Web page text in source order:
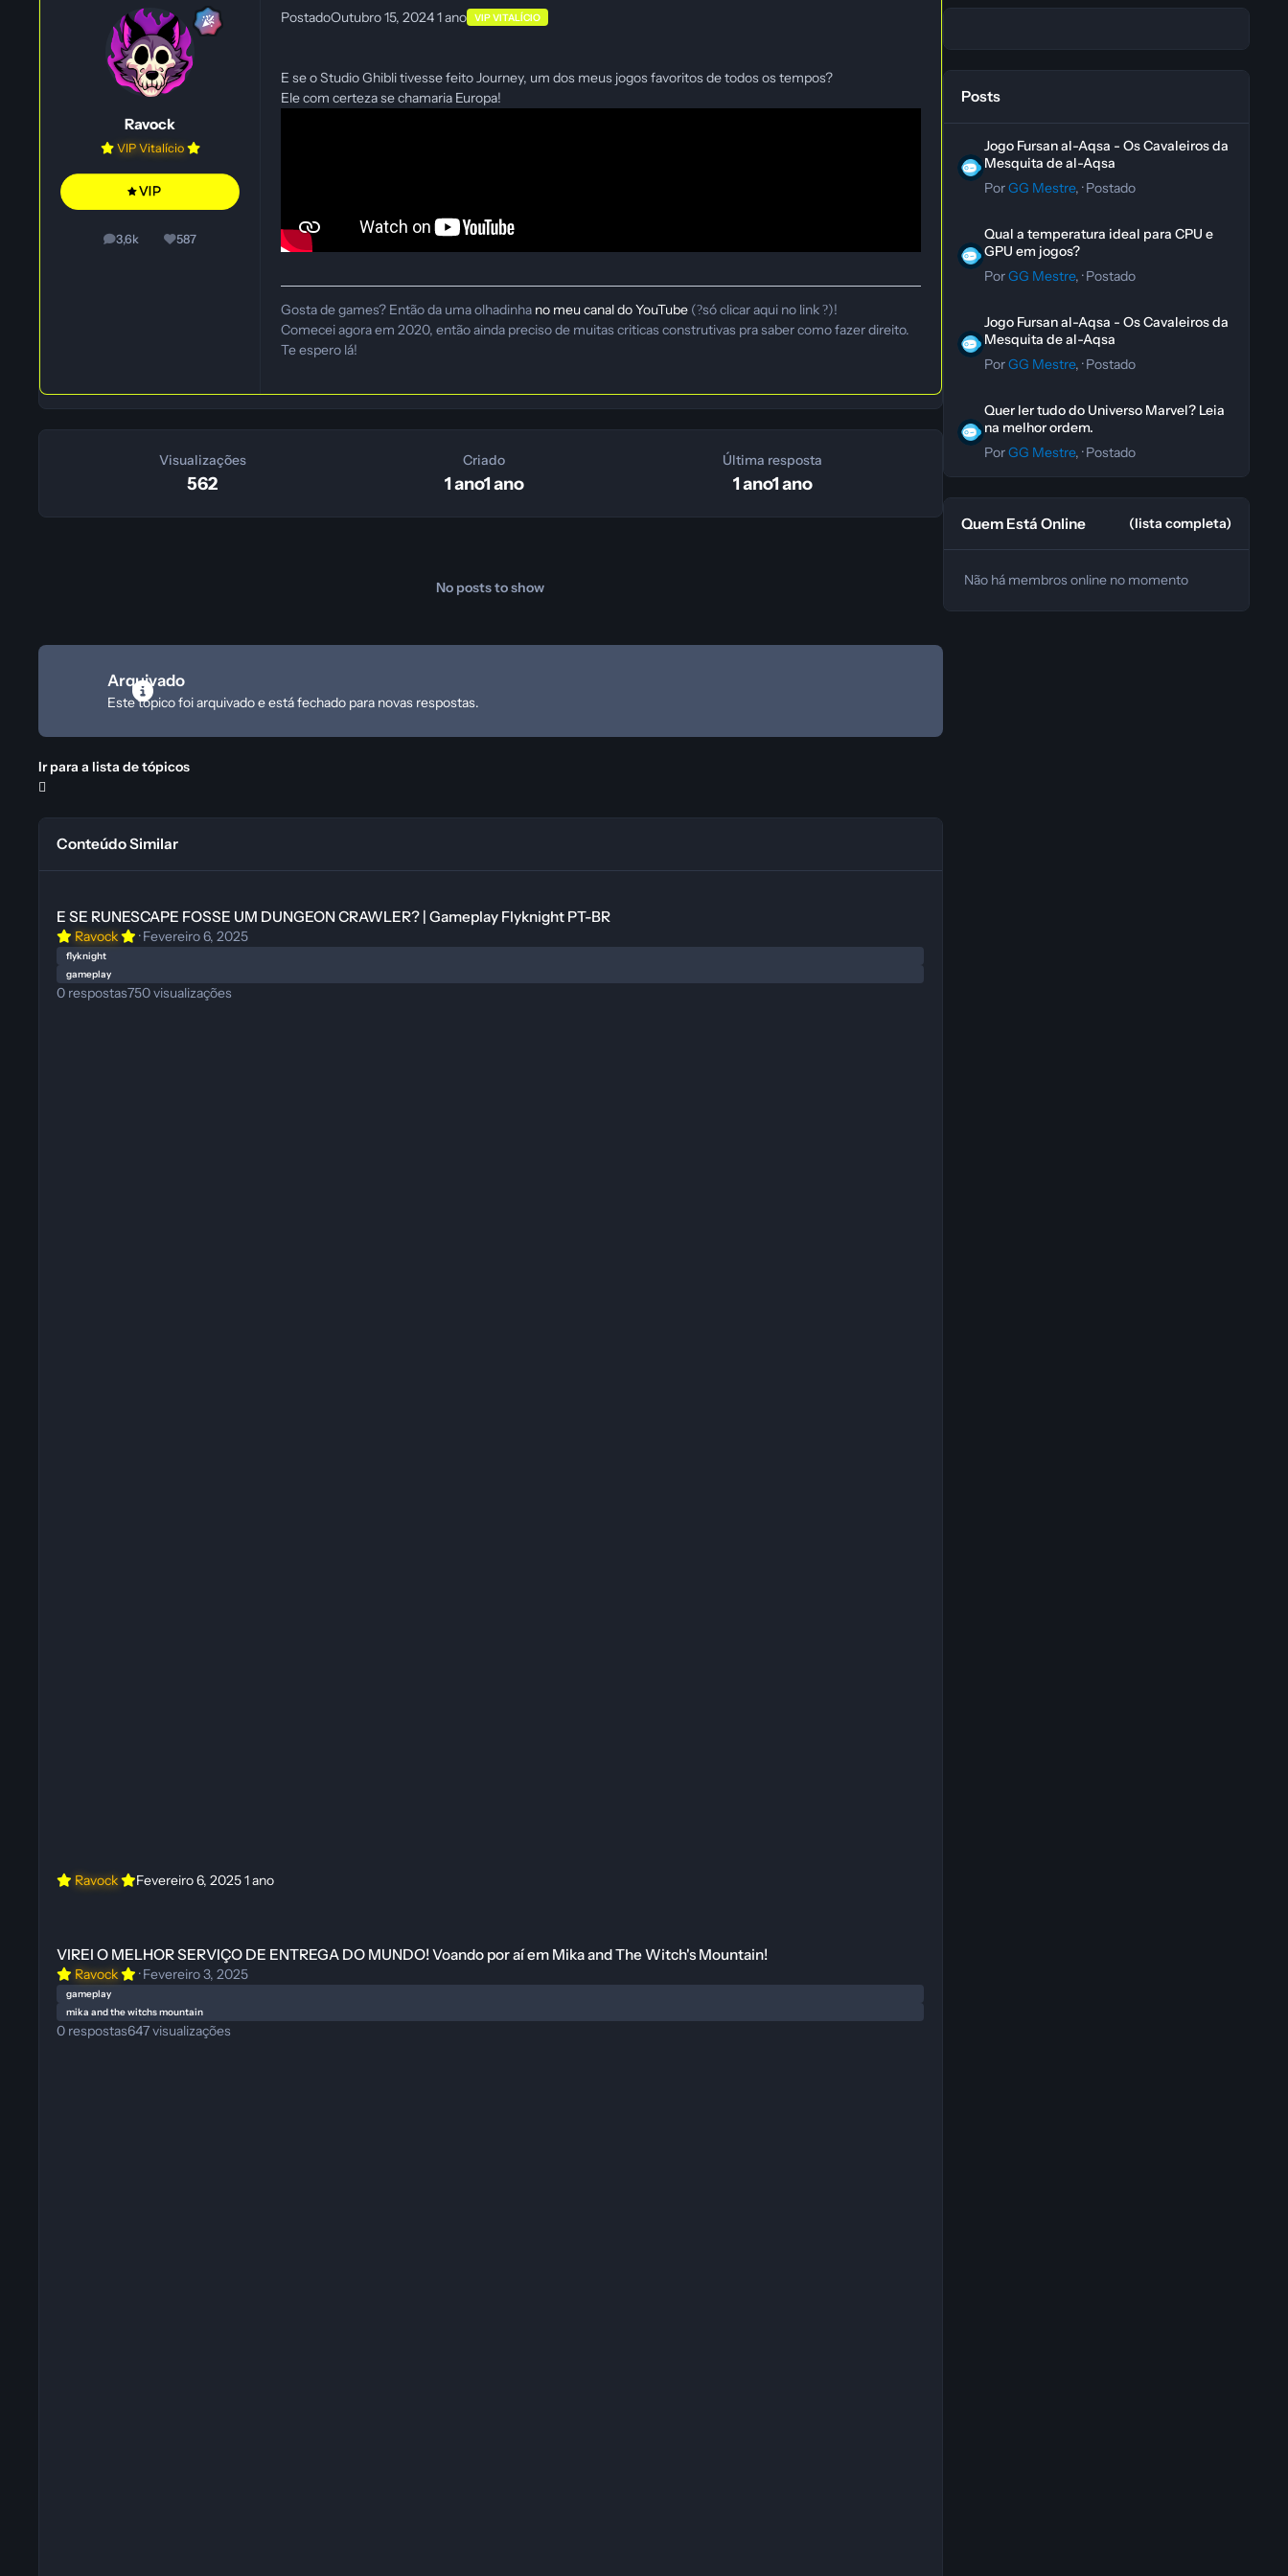
Ravock
VIP Vitalício
3,6k
posts 587
Reputação
PostadoOutubro 15, 20241 ano VIP VITALÍCIO
E se o Studio Ghibli tivesse feito Journey, um dos meus jogos favoritos de todos os tempos?
Ele com certeza se chamaria Europa!
Gosta de games? Então da uma olhadinha no meu canal do YouTube (?só clicar aqui no link?)!
Comecei agora em 2020, então ainda preciso de muitas criticas construtivas pra saber como fazer direito.
Te espero lá!
Visualizações
562
Criado
1 ano1 ano
Última resposta
1 ano1 ano
No posts to show
Arquivado
Este tópico foi arquivado e está fechado para novas respostas.
Ir para a lista de tópicos
Conteúdo Similar
E SE RUNESCAPE FOSSE UM DUNGEON CRAWLER? | Gameplay Flyknight PT-BR
Ravock ·Fevereiro 6, 2025
flyknight
gameplay
0 respostas750visualizações
Ravock Fevereiro 6, 20251 ano
VIREI O MELHOR SERVIÇO DE ENTREGA DO MUNDO! Voando por aí em Mika and The Witch's Mountain!
Ravock ·Fevereiro 3, 2025
gameplay
mika and the witchs mountain
0 respostas647visualizações
Posts
Jogo Fursan al-Aqsa - Os Cavaleiros da
Mesquita de al-Aqsa
PorGG Mestre, ·Postado
Qual a temperatura ideal para CPU e
GPU em jogos?
PorGG Mestre, ·Postado
Jogo Fursan al-Aqsa - Os Cavaleiros da
Mesquita de al-Aqsa
PorGG Mestre, ·Postado
Quer ler tudo do Universo Marvel? Leia
na melhor ordem.
PorGG Mestre, ·Postado
Quem Está Online (lista completa)
Não há membros online no momento